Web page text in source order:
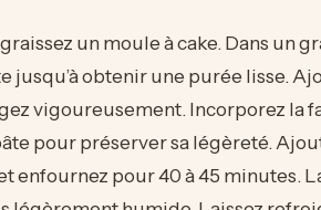
un moule à cake. Dans un
jusqu’à obtenir une purée lisse.
vigoureusement. Incorporez la
pour préserver sa légèreté.
enfournez pour 40 à 45 minutes.